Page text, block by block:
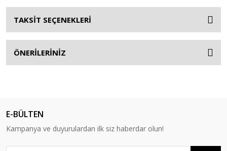
TAKSİT SEÇENEKLERİ
ÖNERİLERİNİZ
E-BÜLTEN
Kampanya ve duyurulardan ilk siz haberdar olun!